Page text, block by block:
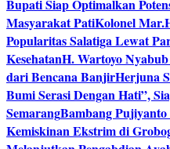
Bupati Siap Optimalkan
Masyarakat PatiKolonel
Popularitas Salatiga Lewat
KesehatanH. Wartoyo
dari Bencana BanjirHerjuna
Bumi Serasi Dengan Hati”,
SemarangBambang
Kemiskinan Ekstrim di